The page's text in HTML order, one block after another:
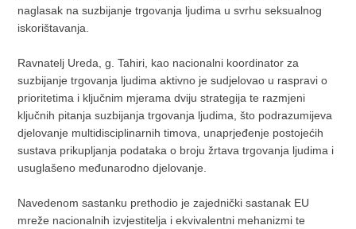
naglasak na suzbijanje trgovanja ljudima u svrhu seksualnog
iskorištavanja.
Ravnatelj Ureda, g. Tahiri, kao nacionalni koordinator za
suzbijanje trgovanja ljudima aktivno je sudjelovao u raspravi o
prioritetima i ključnim mjerama dviju strategija te razmjeni
ključnih pitanja suzbijanja trgovanja ljudima, što podrazumijeva
djelovanje multidisciplinarnih timova, unaprjeđenje postojećih
sustava prikupljanja podataka o broju žrtava trgovanja ljudima i
usuglašeno međunarodno djelovanje.
Navedenom sastanku prethodio je zajednički sastanak EU
mreže nacionalnih izvjestitelja i ekvivalentni mehanizmi te